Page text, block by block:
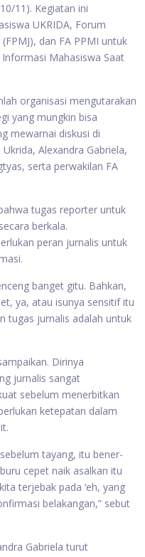
11). Kegiatan ini
UKRIDA, Forum
dan FA PPMI untuk
Mahasiswa Saat
organisasi mengutarakan
yang mungkin bisa
mewarnai diskusi di
Alexandra Gabriela,
serta perwakilan FA
tugas reporter untuk
berkala.
peran jurnalis untuk
banget gitu. Bahkan,
ya, atau isunya sensitif itu
tugas jurnalis adalah untuk
Dirinya
jurnalis sangat
sebelum menerbitkan
ketepatan dalam
tayang, itu bener-
cepet naik asalkan itu
terjebak pada ‘eh, yang
belakangan,” sebut
Gabriela turut